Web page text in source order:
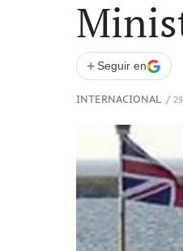
+ Seguir en
INTERNACIONAL /